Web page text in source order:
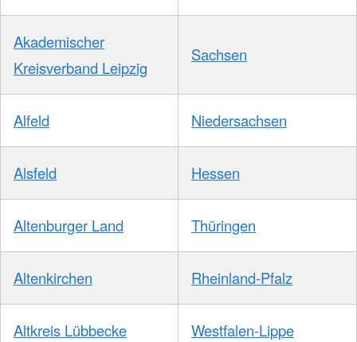
Akademischer
Kreisverband Leipzig
Sachsen
Alfeld Niedersachsen
Alsfeld Hessen
Altenburger Land Thüringen
Altenkirchen Rheinland-Pfalz
Altkreis Lübbecke Westfalen-Lippe